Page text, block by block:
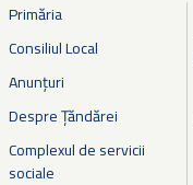
Primăria
Consiliul Local
Anunțuri
Despre Țăndărei
Complexul de servicii
sociale